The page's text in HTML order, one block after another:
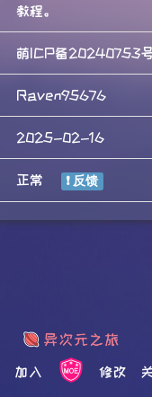
教程。
萌ICP备20240753
Raven95676
2025-02-16
正常
加入 修改